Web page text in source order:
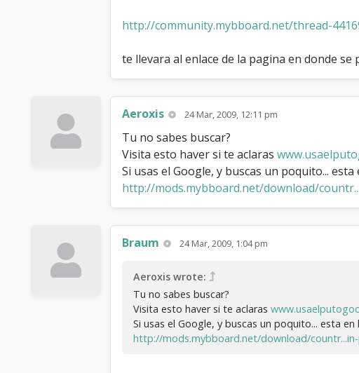
http://community.mybboard.net/thread-
te llevara al enlace de la pagina en donde
Aeroxis 24 Mar, 2009, 12:11 pm
Tu no sabes buscar?
Visita esto haver si te aclaras
Si usas el Google, y buscas un poquito...
http://mods.mybboard.net/download/
Braum 24 Mar, 2009, 1:04 pm
Aeroxis wrote:
Tu no sabes buscar?
Visita esto haver si te aclaras
Si usas el Google, y buscas un poquito... esta
http://mods.mybboard.net/download/